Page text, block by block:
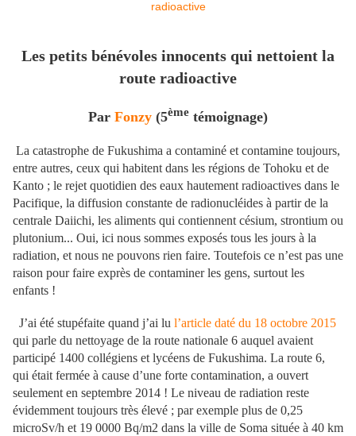
Les petits bénévoles innocents qui nettoient la
route radioactive
Par Fonzy (5ème témoignage)
La catastrophe de Fukushima a contaminé et contamine toujours,
entre autres, ceux qui habitent dans les régions de Tohoku et de
Kanto ; le rejet quotidien des eaux hautement radioactives dans le
Pacifique, la diffusion constante de radionucléides à partir de la
centrale Daiichi, les aliments qui contiennent césium, strontium ou
plutonium... Oui, ici nous sommes exposés tous les jours à la
radiation, et nous ne pouvons rien faire. Toutefois ce n’est pas une
raison pour faire exprès de contaminer les gens, surtout les
enfants !
J’ai été stupéfaite quand j’ai lu l’article daté du 18 octobre 2015
qui parle du nettoyage de la route nationale 6 auquel avaient
participé 1400 collégiens et lycéens de Fukushima. La route 6,
qui était fermée à cause d’une forte contamination, a ouvert
seulement en septembre 2014 ! Le niveau de radiation reste
évidemment toujours très élevé ; par exemple plus de 0,25
microSv/h et 19 0000 Bq/m2 dans la ville de Soma située à 40 km